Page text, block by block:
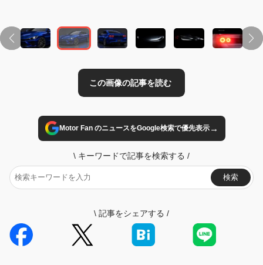
Motor Fan のニュースをGoogle検索で優先表示→
\ キーワードで記事を検索する /
検索
\ 記事をシェアする /